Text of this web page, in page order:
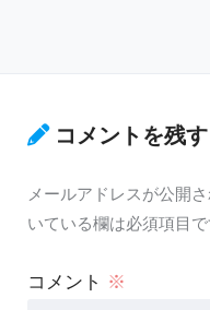
コメントを残す
メールアドレスが公開
いている欄は必須項目で
コメント ※